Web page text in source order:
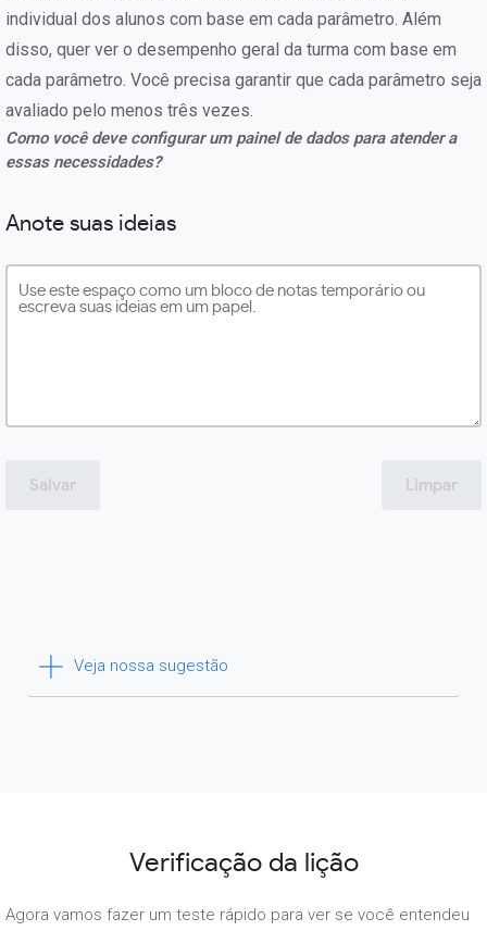
individual dos alunos com base em cada parâmetro. Além
disso, quer ver o desempenho geral da turma com base em
cada parâmetro. Você precisa garantir que cada parâmetro seja
avaliado pelo menos três vezes.
Como você deve configurar um painel de dados para atender a
essas necessidades?
Anote suas ideias
Salvar Limpar
Veja nossa sugestão
Verificação da lição
Agora vamos fazer um teste rápido para ver se você entendeu